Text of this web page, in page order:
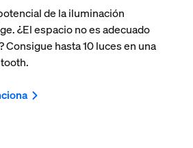
de la iluminación
¿El espacio no es adecuado
Consigue hasta 10 luces en una